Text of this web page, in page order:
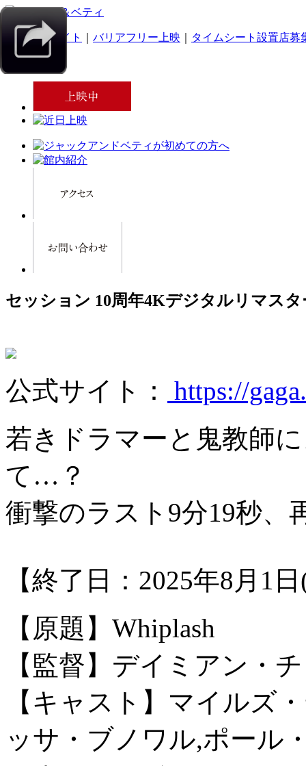
スマホサイト バリアフリー上映 タイムシート設置店募
セッション 10周年4Kデジタルリマス
公式サイト：
https://
若きドラマーと鬼教師
て…？
衝撃のラスト9分19秒、
【終了日：2025年8月1
【原題】Whiplash
【監督】デイミアン・
【キャスト】マイルズ
ッサ・ブノワル,ポール